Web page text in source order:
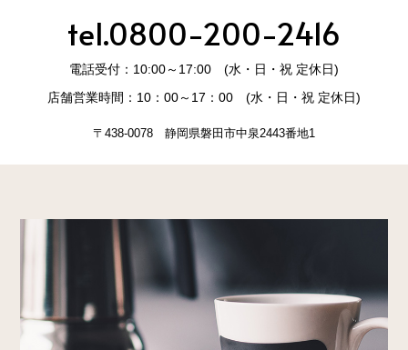
tel.0800-200-2416
電話受付：10:00～17:00 (水・日・祝 定休日)
店舗営業時間：10：00～17：00 (水・日・祝 定休日)
〒438-0078 静岡県磐田市中泉2443番地1